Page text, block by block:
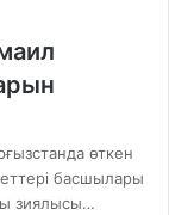
өткен
басшылары
зиялысы…